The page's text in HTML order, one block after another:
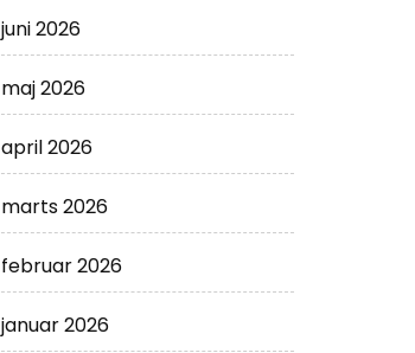
juni 2026
maj 2026
april 2026
marts 2026
februar 2026
januar 2026